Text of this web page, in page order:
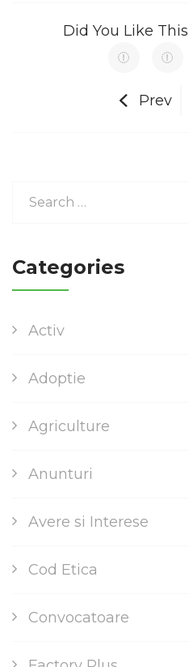
Did You Like
Prev
Categories
Activ
Adoptie
Agriculture
Anunturi
Avere si Interese
Cod Etica
Convocatoare